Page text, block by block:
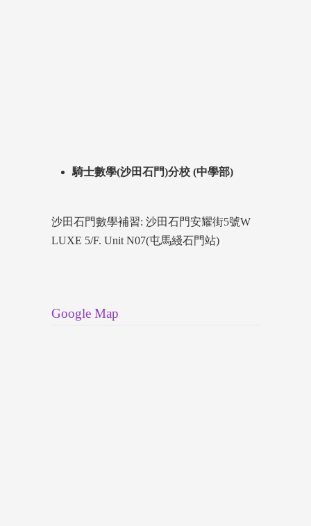
騎士數學(沙田石門)分校 (中學部)
沙田石門數學補習: 沙田石門安耀街5號W
LUXE 5/F. Unit N07(屯馬綫石門站)
Google Map